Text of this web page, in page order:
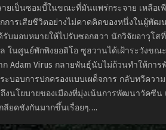
ยเป็นซอมบี้ในขณะที่มันแพร่กระจาย เหลือเ
การเสียชีวิตอย่างไม่คาดคิดของหนึ่งในผู้พั
รับมอบหมายให้ไปรับซอกฮวา นักวิจัยอาวุโส
ในศูนย์พักพิงยอดิโอ ซูฮวานได้เฝ้าระวังข
ก Adam Virus กลายพันธุ์นับไม่ถ้วนทำให้ก
ะบอบการปกครองแบบเผด็จการ กลับทวีคว
งนโยบายของเมืองที่มุ่งเน้นการพัฒนาวัคซี
ลียดชังกันมากขึ้นเรื่อยๆ….